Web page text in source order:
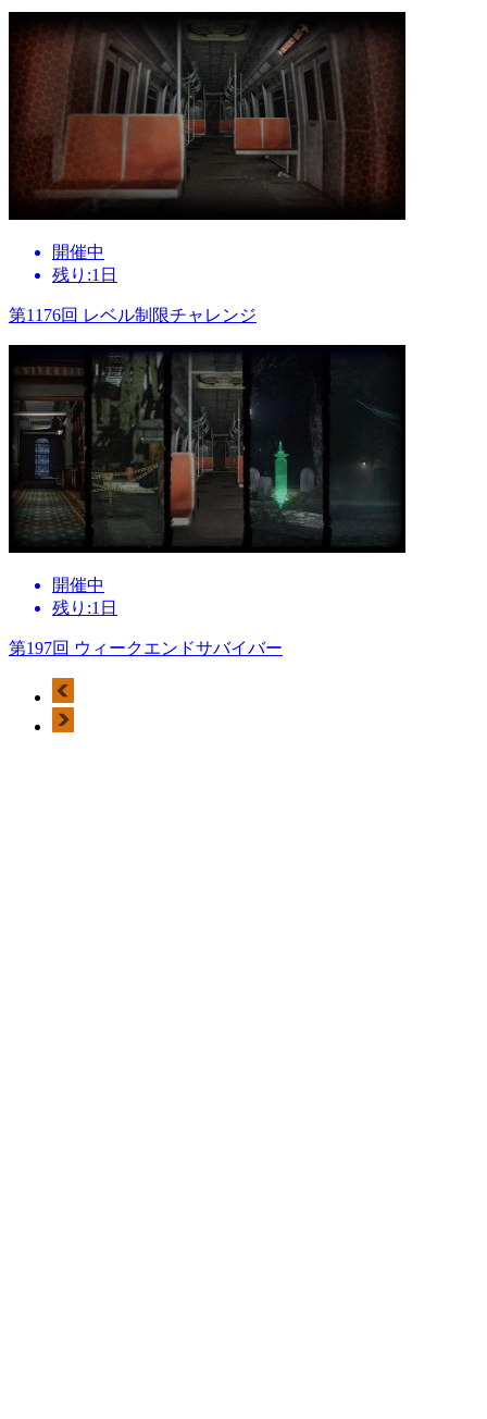
開催中
残り:1日
第1176回 レベル制限チャレンジ
開催中
残り:1日
第197回 ウィークエンドサバイバー